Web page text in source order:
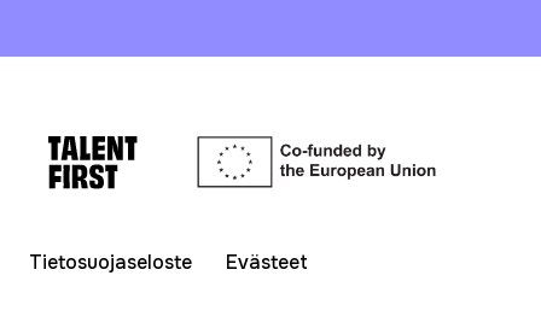
Tietosuojaseloste Evästeet